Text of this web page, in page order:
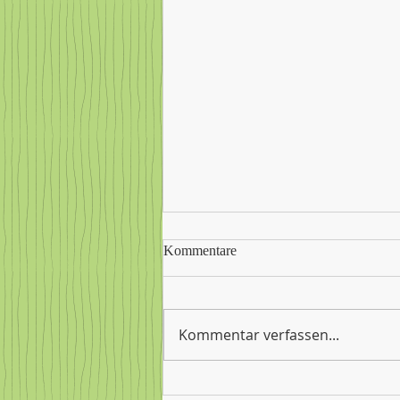
Kommentare
Kommentar verfassen...